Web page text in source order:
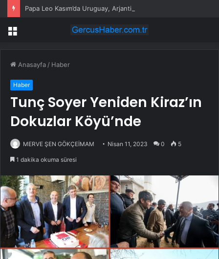
Menü
Anasayfa / Haber
Haber
Tunç Soyer Yeniden Kiraz’ın
Dokuzlar Köyü’nde
MERVE ŞEN GÖKÇEİMAM Nisan 11, 2023 0 5
1 dakika okuma süresi